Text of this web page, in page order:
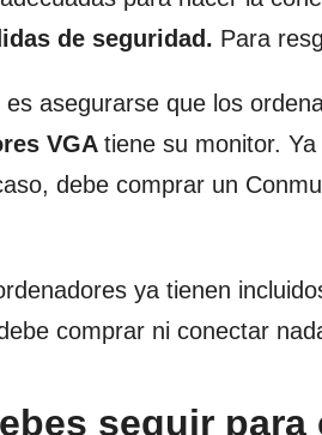
de seguridad. Para
asegurarse que los
VGA tiene su monitor.
debe comprar un
ya tienen
comprar ni conectar
seguir